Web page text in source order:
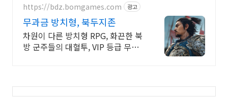
가격에 구입가능!
https://bdz.bomgames.com 광고
무과금 방치형, 북두지존
차원이 다른 방치형 RPG, 화끈한 북
방 군주들의 대혈투, VIP 등급 무상